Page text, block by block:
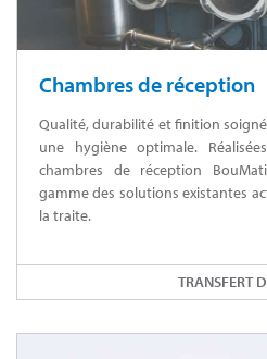
Chambres de réception
Qualité, durabilité et finition
une hygiène optimale.
chambres de réception
gamme des solutions existantes
la traite.
TRANSFERT